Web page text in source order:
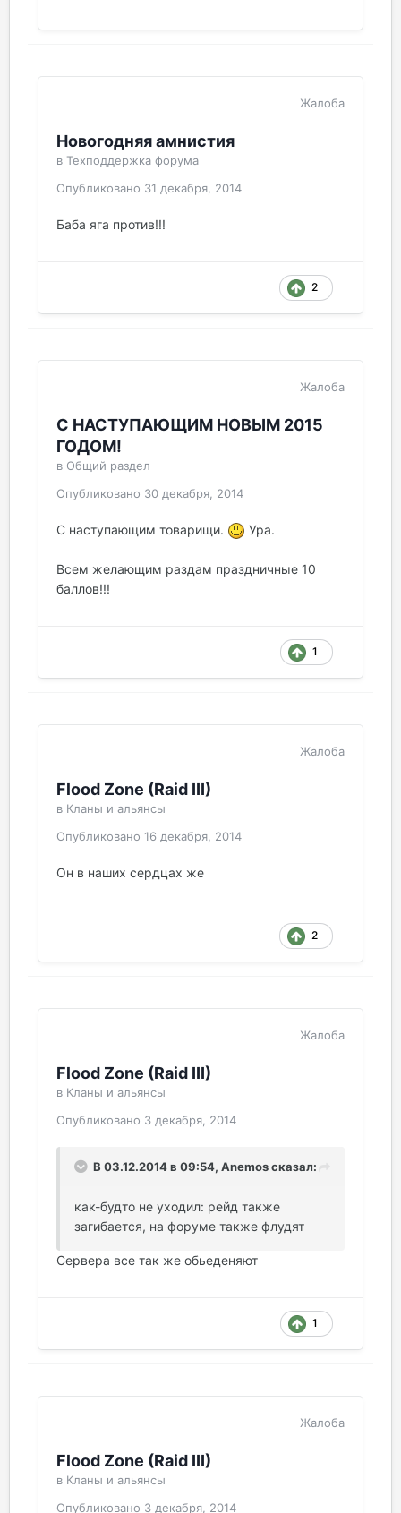
Жалоба
Новогодняя амнистия
в Техподдержка форума
Опубликовано 31 декабря, 2014
Баба яга против!!!
2
Жалоба
С НАСТУПАЮЩИМ НОВЫМ 2015
ГОДОМ!
в Общий раздел
Опубликовано 30 декабря, 2014
С наступающим товарищи. Ура.
Всем желающим раздам праздничные 10
баллов!!!
1
Жалоба
Flood Zone (Raid III)
в Кланы и альянсы
Опубликовано 16 декабря, 2014
Он в наших сердцах же
2
Жалоба
Flood Zone (Raid III)
в Кланы и альянсы
Опубликовано 3 декабря, 2014
В 03.12.2014 в 09:54, Anemos сказал:
как-будто не уходил: рейд также
загибается, на форуме также флудят
Сервера все так же обьеденяют
1
Жалоба
Flood Zone (Raid III)
в Кланы и альянсы
Опубликовано 3 декабря, 2014